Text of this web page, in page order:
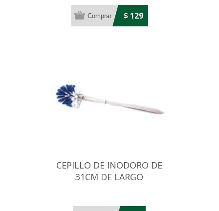
$ 129
CEPILLO DE INODORO DE
31CM DE LARGO